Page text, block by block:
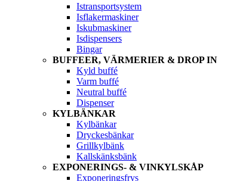
Istransportsystem
Isflakermaskiner
Iskubmaskiner
Isdispensers
Bingar
BUFFEER, VÄRMERIER & DROP IN
Kyld buffé
Varm buffé
Neutral buffé
Dispenser
KYLBÄNKAR
Kylbänkar
Dryckesbänkar
Grillkylbänk
Kallskänksbänk
EXPONERINGS- & VINKYLSKÅP
Exponeringsfrys